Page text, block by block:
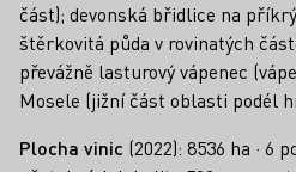
část); devonská břidlice na
štěrkovitá půda v rovinatých
převážně lasturový vápenec
Mosele (jižní část oblasti podél
Plocha vinic (2022): 8536 ha · 6